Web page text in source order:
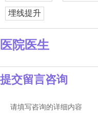
埋线提升
医院医生
提交留言咨询
请填写咨询的详细内容